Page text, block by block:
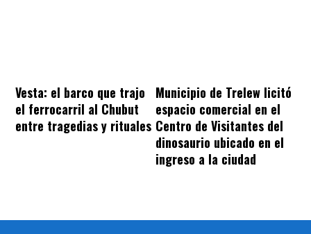
Vesta: el barco que trajo
el ferrocarril al Chubut
entre tragedias y rituales
Municipio de Trelew licitó
espacio comercial en el
Centro de Visitantes del
dinosaurio ubicado en el
ingreso a la ciudad